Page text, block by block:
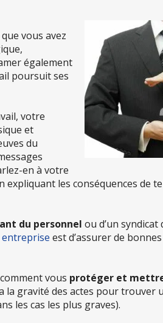
vous avez
également
poursuit ses
votre
et
du
en à votre
les conséquences de
du personnel ou d’un
est d’assurer de
vous protéger et
la gravité des actes pour trouver
les cas les plus graves).